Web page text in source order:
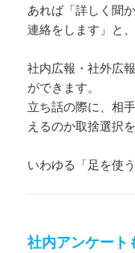
あれば「詳しく聞
連絡をします」と
社内広報・社外広
ができます。
立ち話の際に、相
えるのか取捨選択
いわゆる「足を使
社内アンケート